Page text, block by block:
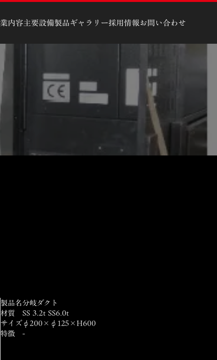
内容主要設備製品ギャラリー採用情報お問い合わせ
製品名分岐ダクト
材質 SS 3.2t SS6.0t
サイズφ200×φ125×H600
特徴 -